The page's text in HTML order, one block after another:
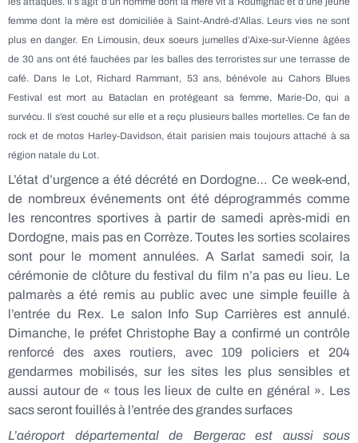
femme dont la mère est domiciliée à Saint-André-d’Allas. Leurs vies ne sont
plus en danger. En Limousin, deux soeurs jumelles d’Aixe-sur-Vienne âgées
de 30 ans ont été fauchées par les balles des terroristes sur une terrasse de
café. Dans le Lot, Richard Rammant, 53 ans, bénévole au Cahors Blues
Festival est mort au Bataclan en protégeant sa femme, Marie-Do, qui a
survécu. Il s’est couché sur elle et a reçu plusieurs balles mortelles. Ce fan de
rock et de motos Harley-Davidson, était parisien mais toujours attaché à sa
région natale du Lot.
L’état d’urgence a été décrété en Dordogne… Ce week-end,
de nombreux événements ont été déprogrammés comme
les rencontres sportives à partir de samedi après-midi en
Dordogne, mais pas en Corrèze. Toutes les sorties scolaires
sont pour le moment annulées. A Sarlat samedi soir, la
cérémonie de clôture du festival du film n’a pas eu lieu. Le
palmarès a été remis au public avec une simple feuille à
l’entrée du Rex. Le salon Info Sup Carrières est annulé.
Dimanche, le préfet Christophe Bay a confirmé un contrôle
renforcé des axes routiers, avec 109 policiers et 204
gendarmes mobilisés, sur les sites les plus sensibles et
aussi autour de « tous les lieux de culte en général ». Les
sacs seront fouillés à l’entrée des grandes surfaces
L’aéroport départemental de Bergerac est aussi sous